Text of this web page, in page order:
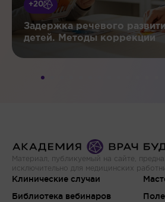
+20
Задержка речевого
детей. Методы коррекции
Материал, публикуемый на сайте,
исключительно для медицинских
Клинические случаи
Библиотека вебинаров